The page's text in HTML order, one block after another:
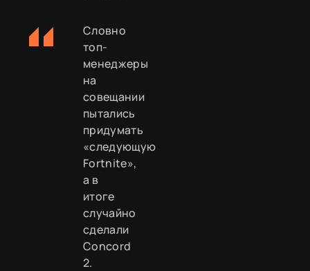
Словно
топ-
менеджеры
на
совещании
пытались
придумать
«следующую
Fortnite»,
а в
итоге
случайно
сделали
Concord
2.